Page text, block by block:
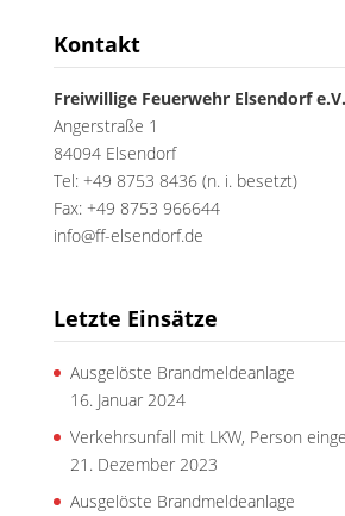
Kontakt
Freiwillige Feuerwehr Elsendorf e.V.
Angerstraße 1
84094 Elsendorf
Tel: +49 8753 8436 (n. i. besetzt)
Fax: +49 8753 966644
info@ff-elsendorf.de
Letzte Einsätze
Ausgelöste Brandmeldeanlage
16. Januar 2024
Verkehrsunfall mit LKW, Person
21. Dezember 2023
Ausgelöste Brandmeldeanlage